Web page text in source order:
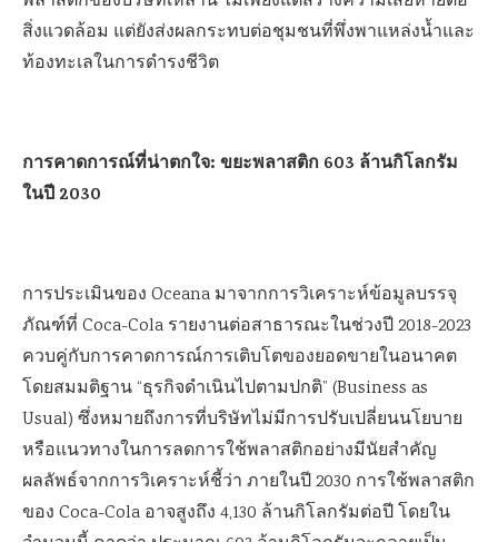
สิ่งแวดล้อม แต่ยังส่งผลกระทบต่อชุมชนที่พึ่งพาแหล่งน้ำและ
ท้องทะเลในการดำรงชีวิต
การคาดการณ์ที่น่าตกใจ: ขยะพลาสติก 603 ล้านกิโลกรัม
ในปี 2030
การประเมินของ Oceana มาจากการวิเคราะห์ข้อมูลบรรจุ
ภัณฑ์ที่ Coca-Cola รายงานต่อสาธารณะในช่วงปี 2018-2023
ควบคู่กับการคาดการณ์การเติบโตของยอดขายในอนาคต
โดยสมมติฐาน “ธุรกิจดำเนินไปตามปกติ” (Business as
Usual) ซึ่งหมายถึงการที่บริษัทไม่มีการปรับเปลี่ยนนโยบาย
หรือแนวทางในการลดการใช้พลาสติกอย่างมีนัยสำคัญ
ผลลัพธ์จากการวิเคราะห์ชี้ว่า ภายในปี 2030 การใช้พลาสติก
ของ Coca-Cola อาจสูงถึง 4,130 ล้านกิโลกรัมต่อปี โดยใน